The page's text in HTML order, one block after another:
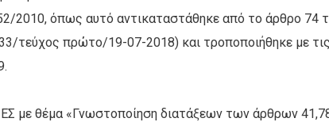
2010, όπως αυτό αντικαταστάθηκε από το άρθρο 74
τεύχος πρώτο/19-07-2018) και τροποποιήθηκε με τις
με θέμα «Γνωστοποίηση διατάξεων των άρθρων